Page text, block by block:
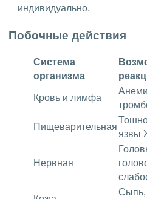
индивидуально.
Побочные действия
Система
организма
Кровь и лимфа
Пищеварительная
язвы
Нервная
Сыпь,